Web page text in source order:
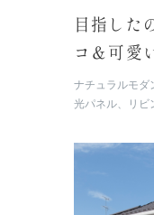
目指した
コ＆可愛
える憧れ
ナチュラルモダ
光パネル、リビ